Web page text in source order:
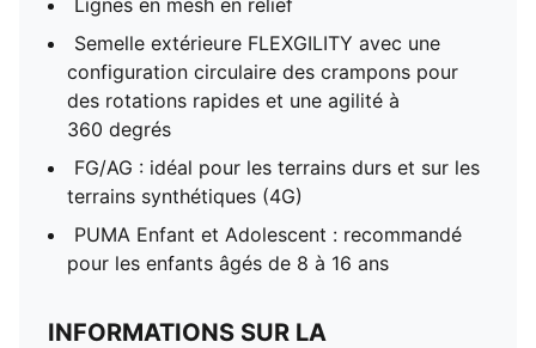
Lignes en mesh en relief
Semelle extérieure FLEXGILITY avec une
configuration circulaire des crampons pour
des rotations rapides et une agilité à
360 degrés
FG/AG : idéal pour les terrains durs et sur les
terrains synthétiques (4G)
PUMA Enfant et Adolescent : recommandé
pour les enfants âgés de 8 à 16 ans
INFORMATIONS SUR LA